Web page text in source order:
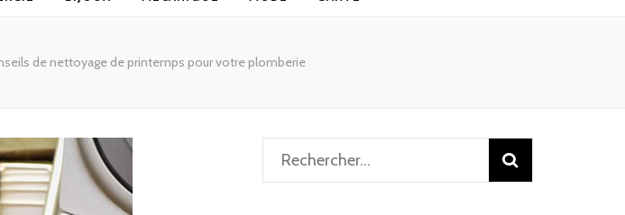
de nettoyage de printemps pour votre plomberie
Rechercher :